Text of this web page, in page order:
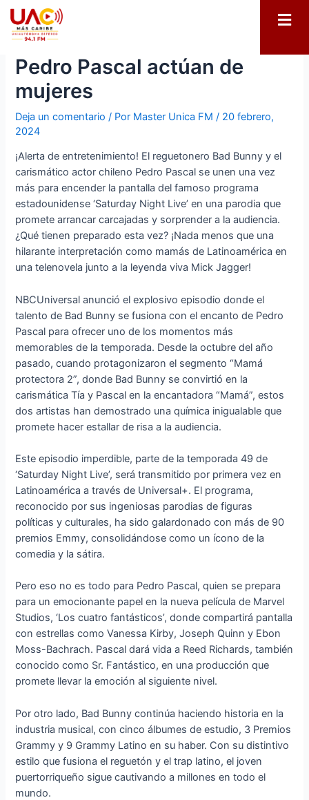
¡Sorprendente! Bad Bunny y
Pedro Pascal actúan de
mujeres
Deja un comentario / Por Master Unica FM/ 20 febrero,
2024
¡Alerta de entretenimiento! El reguetonero Bad Bunny y el
carismático actor chileno Pedro Pascal se unen una vez
más para encender la pantalla del famoso programa
estadounidense ‘Saturday Night Live’ en una parodia que
promete arrancar carcajadas y sorprender a la audiencia.
¿Qué tienen preparado esta vez? ¡Nada menos que una
hilarante interpretación como mamás de Latinoamérica en
una telenovela junto a la leyenda viva Mick Jagger!
NBCUniversal anunció el explosivo episodio donde el
talento de Bad Bunny se fusiona con el encanto de Pedro
Pascal para ofrecer uno de los momentos más
memorables de la temporada. Desde la octubre del año
pasado, cuando protagonizaron el segmento “Mamá
protectora 2”, donde Bad Bunny se convirtió en la
carismática Tía y Pascal en la encantadora “Mamá”, estos
dos artistas han demostrado una química inigualable que
promete hacer estallar de risa a la audiencia.
Este episodio imperdible, parte de la temporada 49 de
‘Saturday Night Live’, será transmitido por primera vez en
Latinoamérica a través de Universal+. El programa,
reconocido por sus ingeniosas parodias de figuras
políticas y culturales, ha sido galardonado con más de 90
premios Emmy, consolidándose como un ícono de la
comedia y la sátira.
Pero eso no es todo para Pedro Pascal, quien se prepara
para un emocionante papel en la nueva película de Marvel
Studios, ‘Los cuatro fantásticos’, donde compartirá pantalla
con estrellas como Vanessa Kirby, Joseph Quinn y Ebon
Moss-Bachrach. Pascal dará vida a Reed Richards, también
conocido como Sr. Fantástico, en una producción que
promete llevar la emoción al siguiente nivel.
Por otro lado, Bad Bunny continúa haciendo historia en la
industria musical, con cinco álbumes de estudio, 3 Premios
Grammy y 9 Grammy Latino en su haber. Con su distintivo
estilo que fusiona el reguetón y el trap latino, el joven
puertorriqueño sigue cautivando a millones en todo el
mundo.